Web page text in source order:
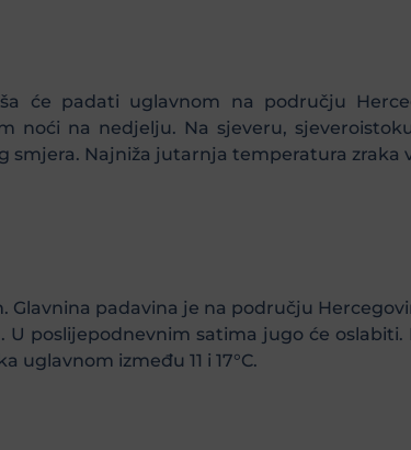
će padati uglavnom na području
noći na nedjelju. Na sjeveru,
smjera. Najniža jutarnja temperatura zraka
Glavnina padavina je na području
poslijepodnevnim satima jugo će oslabiti.
uglavnom između 11 i 17°C.